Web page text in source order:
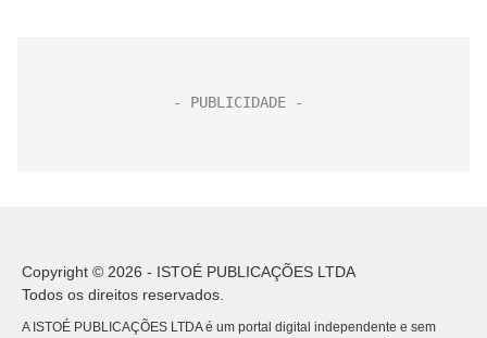
Copyright © 2026 - ISTOÉ PUBLICAÇÕES LTDA
Todos os direitos reservados.
A ISTOÉ PUBLICAÇÕES LTDA é um portal digital independente e sem